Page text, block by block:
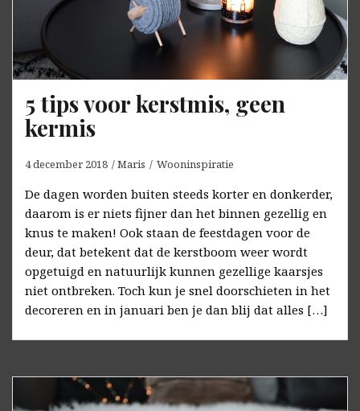
5 tips voor kerstmis, geen
kermis
4 december 2018 Maris Wooninspiratie
De dagen worden buiten steeds korter en donkerder,
daarom is er niets fijner dan het binnen gezellig en
knus te maken! Ook staan de feestdagen voor de
deur, dat betekent dat de kerstboom weer wordt
opgetuigd en natuurlijk kunnen gezellige kaarsjes
niet ontbreken. Toch kun je snel doorschieten in het
decoreren en in januari ben je dan blij dat alles […]